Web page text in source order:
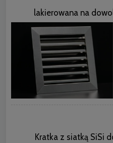
lakierowana na
Kratka z siatką SiSi